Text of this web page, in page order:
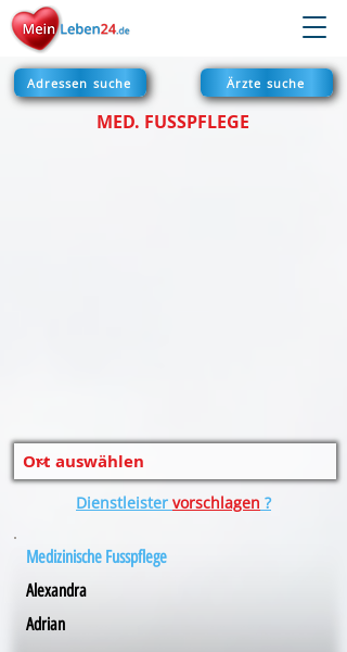
Adressen suche Ärzte suche
MED. FUSSPFLEGE
Dienstleister vorschlagen ?
Medizinische Fusspflege
Alexandra
Adrian